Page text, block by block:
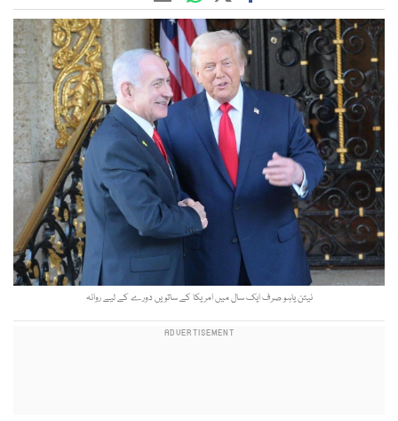
نیتن یاہو صرف ایک سال میں امریکا کے ساتویں دورے کے لیے روانہ